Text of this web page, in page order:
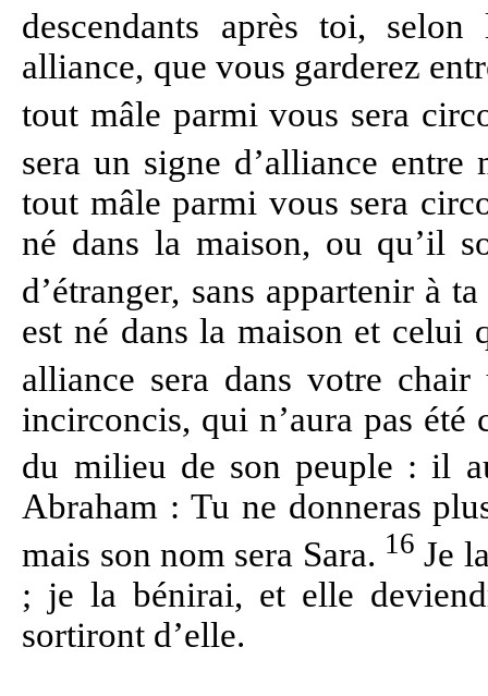
descendants après toi,
alliance, que vous garderez
tout mâle parmi vous sera
sera un signe d’alliance
tout mâle parmi vous sera
né dans la maison, ou qu’il
d’étranger, sans appartenir à
est né dans la maison et celui
alliance sera dans votre
incirconcis, qui n’aura pas été
du milieu de son peuple : il
Abraham : Tu ne donneras
mais son nom sera Sara. 16 Je
; je la bénirai, et elle
sortiront d’elle.